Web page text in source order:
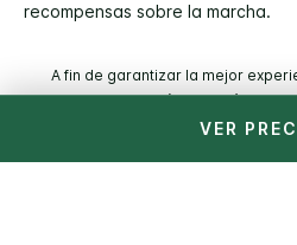
VER
recompensas sobre la marcha.
A fin de garantizar la mejor
utilizamos traducción automática en
© 2026 IHG. Todos los derechos